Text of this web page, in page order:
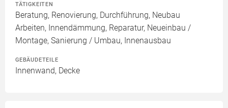
TÄTIGKEITEN
Beratung, Renovierung, Durchführung, Neubau
Arbeiten, Innendämmung, Reparatur, Neueinbau /
Montage, Sanierung / Umbau, Innenausbau
GEBÄUDETEILE
Innenwand, Decke